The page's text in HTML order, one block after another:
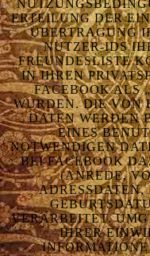
ERTEILUNG DER
ÜBERTRAGUNG
NUTZER-IDS
FREUNDESLISTE
IN IHREN
FACEBOOK ALS
WURDEN. DIE VON
DATEN WERDEN
EINES
NOTWENDIGEN
BEI FACEBOOK
(ANREDE,
VERARBEITET.
IHRER